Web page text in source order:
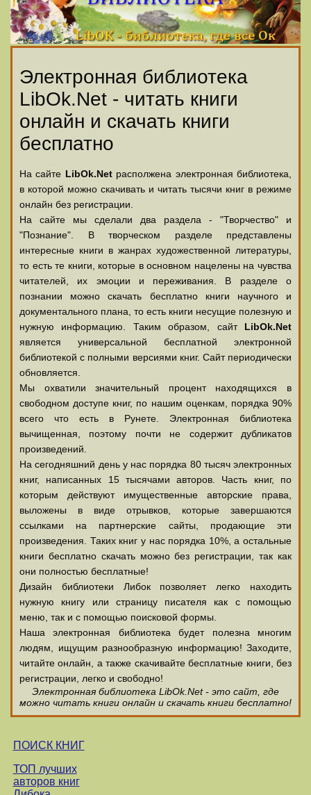
Электронная библиотека
LibOk.Net - читать книги
онлайн и скачать книги
бесплатно
На сайте LibOk.Netрасполжена электронная библиотека,
в которой можно скачивать и читать тысячи книг в режиме
онлайн без регистрации.
На сайте мы сделали два раздела - "Творчество" и
"Познание". В творческом разделе представлены
интересные книги в жанрах художественной литературы,
то есть те книги, которые в основном нацелены на чувства
читателей, их эмоции и переживания. В разделе о
познании можно скачать бесплатно книги научного и
документального плана, то есть книги несущие полезную и
нужную информацию. Таким образом, сайт LibOk.Net
является универсальной бесплатной электронной
библиотекой с полными версиями книг. Сайт периодически
обновляется.
Мы охватили значительный процент находящихся в
свободном доступе книг, по нашим оценкам, порядка 90%
всего что есть в Рунете. Электронная библиотека
вычищенная, поэтому почти не содержит дубликатов
произведений.
На сегодняшний день у нас порядка 80 тысяч электронных
книг, написанных 15 тысячами авторов. Часть книг, по
которым действуют имущественные авторские права,
выложены в виде отрывков, которые завершаются
ссылками на партнерские сайты, продающие эти
произведения. Таких книг у нас порядка 10%, а остальные
книги бесплатно скачать можно без регистрации, так как
они полностью бесплатные!
Дизайн библиотеки Либок позволяет легко находить
нужную книгу или страницу писателя как с помощью
меню, так и с помощью поисковой формы.
Наша электронная библиотека будет полезна многим
людям, ищущим разнообразную информацию! Заходите,
читайте онлайн, а также скачивайте бесплатные книги, без
регистрации, легко и свободно!
Электронная библиотека LibOk.Net - это сайт, где
можно читать книги онлайн и скачать книги бесплатно!
ПОИСК КНИГ
ТОП лучших
авторов книг